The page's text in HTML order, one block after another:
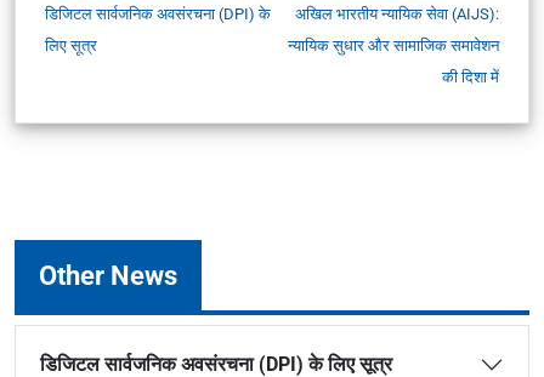
डिजिटल सार्वजनिक अवसंरचना (DPI) के
लिए सूत्र
अखिल भारतीय न्यायिक सेवा (AIJS):
न्यायिक सुधार और सामाजिक समावेशन
की दिशा में
Other News
डिजिटल सार्वजनिक अवसंरचना (DPI) के लिए सूत्र